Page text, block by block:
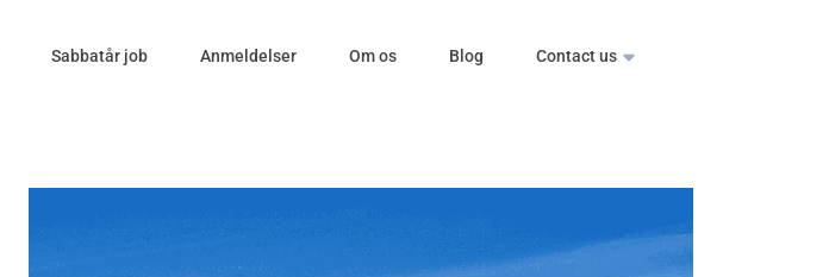
Sabbatår job Anmeldelser Om os Blog Contact us